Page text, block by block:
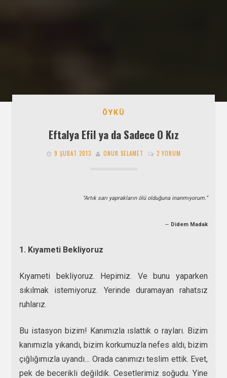
ÖYKÜ
Eftalya Efil ya da Sadece O Kız
9 ŞUBAT 2013 ONUR SELAMET 2 YORUM
“Artık sarı yaprakların ölü olduğuna inanmıyorum.”
— Didem Madak
1. Kıyameti Bekliyoruz
Kıyameti bekliyoruz. Hepimiz. Ve bunu yaparken
sıkılmak istemiyoruz. Yerinde duramayan rahatsız
ruhlarız.
Bu istasyon bizim! Kanımızla ıslattık o rayları. Bizim
kanımızla yıkandı, bizim korkumuzla nefes aldı, bizim
çığlığımızla uyandı… Orada canımızı teslim ettik. Evet,
pek de becerikli değildik. Cesetlerimiz soğudu. Yine